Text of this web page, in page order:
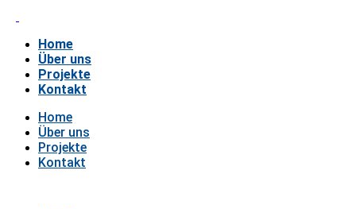
Home
Über uns
Projekte
Kontakt
Home
Über uns
Projekte
Kontakt